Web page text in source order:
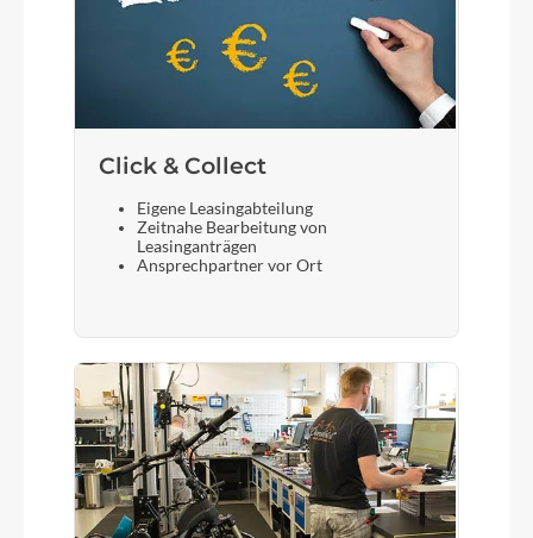
Click & Collect
Eigene Leasingabteilung
Zeitnahe Bearbeitung von
Leasinganträgen
Ansprechpartner vor Ort